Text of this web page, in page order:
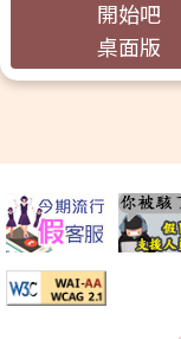
Eng
開始吧
桌面版